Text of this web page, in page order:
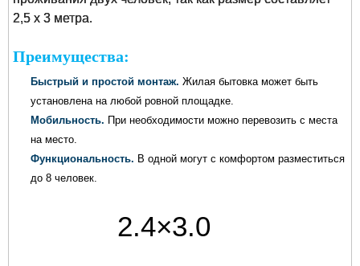
2,5 х 3 метра.
Преимущества:
Быстрый и простой монтаж. Жилая бытовка может быть
установлена на любой ровной площадке.
Мобильность. При необходимости можно перевозить с места
на место.
Функциональность. В одной могут с комфортом разместиться
до 8 человек.
2.4×3.0